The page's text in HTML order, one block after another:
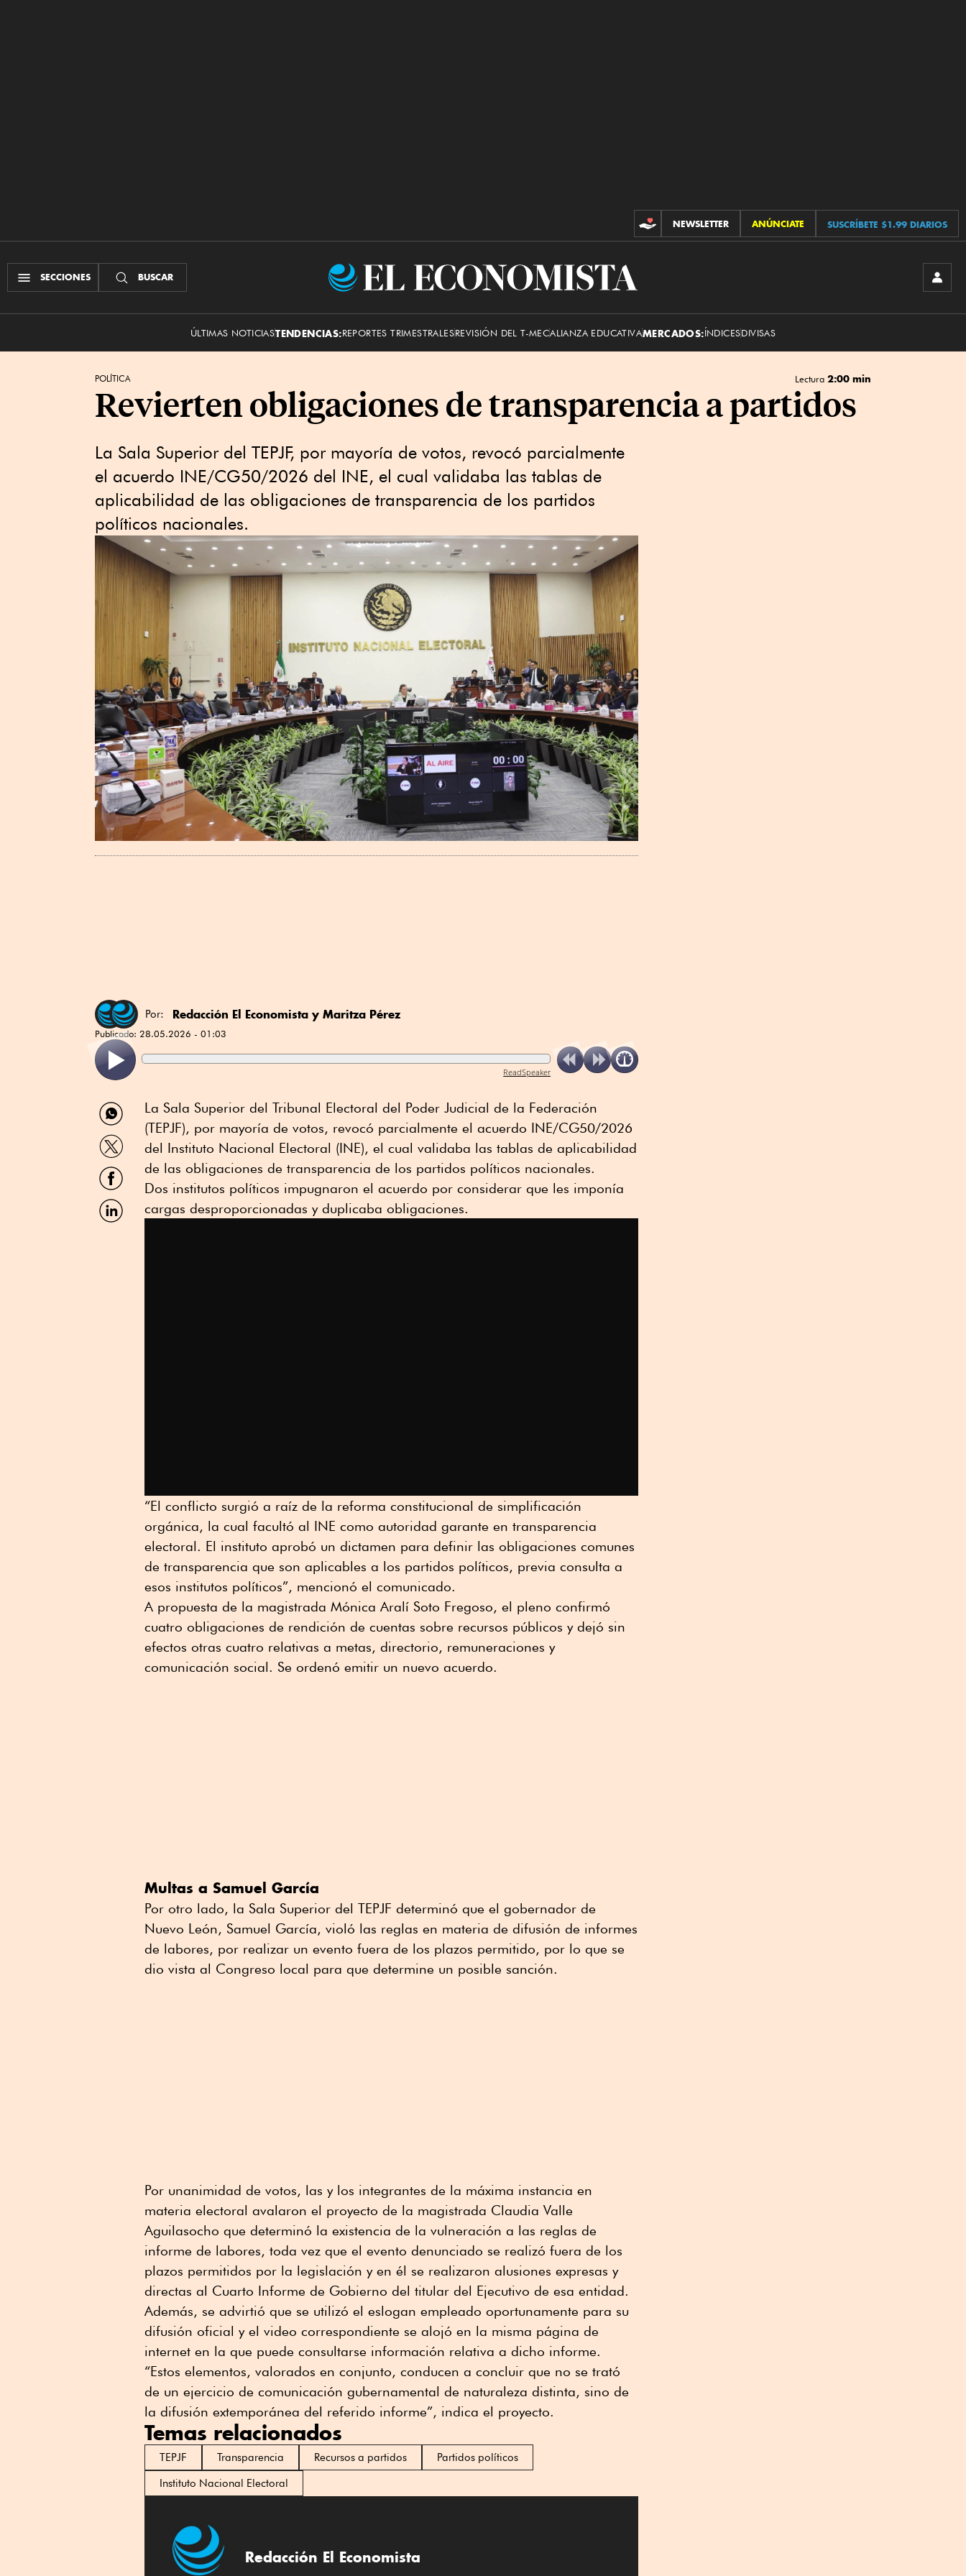
CONTRIBUCIONES
NEWSLETTER ANÚNCIATE SUSCRÍBETE $1.99 DIARIOS
SECCIONES BUSCAR
El
ÚLTIMAS NOTICIASTENDENCIAS:REPORTES TRIMESTRALESREVISIÓN DEL T-MECALIANZA EDUCATIVAMERCADOS:ÍNDICESDIVISAS
POLÍTICA Lectura 2:00 min
Revierten obligaciones de transparencia a partidos
La Sala Superior del TEPJF, por mayoría de votos, revocó parcialmente
el acuerdo INE/CG50/2026 del INE, el cual validaba las tablas de
aplicabilidad de las obligaciones de transparencia de los partidos
políticos nacionales.
Por: Redacción El Economista y Maritza Pérez
Publicado: 28.05.2026 - 01:03
ReadSpeaker
Compartir
por
WhatsApp
Compartir
por
Twitter
Compartir
por
Facebook
Compartir
por
La Sala Superior del Tribunal Electoral del Poder Judicial de la Federación
(TEPJF), por mayoría de votos, revocó parcialmente el acuerdo INE/CG50/2026
del Instituto Nacional Electoral (INE), el cual validaba las tablas de aplicabilidad
de las obligaciones de transparencia de los partidos políticos nacionales.
Dos institutos políticos impugnaron el acuerdo por considerar que les imponía
cargas desproporcionadas y duplicaba obligaciones.
“El conflicto surgió a raíz de la reforma constitucional de simplificación
orgánica, la cual facultó al INE como autoridad garante en transparencia
electoral. El instituto aprobó un dictamen para definir las obligaciones comunes
de transparencia que son aplicables a los partidos políticos, previa consulta a
esos institutos políticos”, mencionó el comunicado.
A propuesta de la magistrada Mónica Aralí Soto Fregoso, el pleno confirmó
cuatro obligaciones de rendición de cuentas sobre recursos públicos y dejó sin
efectos otras cuatro relativas a metas, directorio, remuneraciones y
comunicación social. Se ordenó emitir un nuevo acuerdo.
Multas a Samuel García
Por otro lado, la Sala Superior del TEPJF determinó que el gobernador de
Nuevo León, Samuel García, violó las reglas en materia de difusión de informes
de labores, por realizar un evento fuera de los plazos permitido, por lo que se
dio vista al Congreso local para que determine un posible sanción.
Por unanimidad de votos, las y los integrantes de la máxima instancia en
materia electoral avalaron el proyecto de la magistrada Claudia Valle
Aguilasocho que determinó la existencia de la vulneración a las reglas de
informe de labores, toda vez que el evento denunciado se realizó fuera de los
plazos permitidos por la legislación y en él se realizaron alusiones expresas y
directas al Cuarto Informe de Gobierno del titular del Ejecutivo de esa entidad.
Además, se advirtió que se utilizó el eslogan empleado oportunamente para su
difusión oficial y el video correspondiente se alojó en la misma página de
internet en la que puede consultarse información relativa a dicho informe.
“Estos elementos, valorados en conjunto, conducen a concluir que no se trató
de un ejercicio de comunicación gubernamental de naturaleza distinta, sino de
la difusión extemporánea del referido informe”, indica el proyecto.
Temas relacionados
TEPJF Transparencia Recursos a partidos
Partidos políticos
Instituto Nacional Electoral
Redacción El Economista